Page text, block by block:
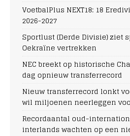
VoetbalPlus NEXT18: 18
2026-2027
Sportlust (Derde Divisie) ziet
Oekraïne vertrekken
NEC breekt op historische
dag opnieuw transferrecord
Nieuw transferrecord lonkt
wil miljoenen neerleggen
Recordaantal oud-
interlands wachten op een